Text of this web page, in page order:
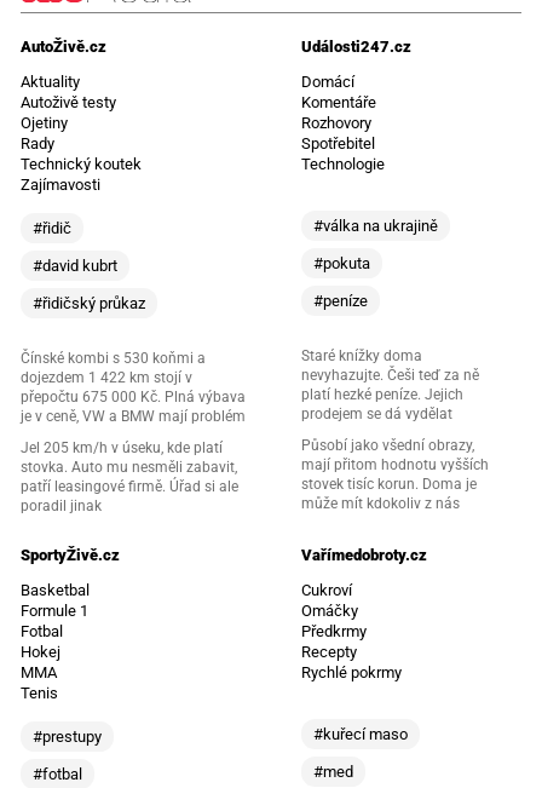
AutoŽivě.cz
Aktuality
Autoživě testy
Ojetiny
Rady
Technický koutek
Zajímavosti
#řidič
#david kubrt
#řidičský průkaz
Čínské kombi s 530 koňmi a
dojezdem 1 422 km stojí v
přepočtu 675 000 Kč. Plná výbava
je v ceně, VW a BMW mají problém
Jel 205 km/h v úseku, kde platí
stovka. Auto mu nesměli zabavit,
patří leasingové firmě. Úřad si ale
poradil jinak
Události247.cz
Domácí
Komentáře
Rozhovory
Spotřebitel
Technologie
#válka na ukrajině
#pokuta
#peníze
Staré knížky doma
nevyhazujte. Češi teď za ně
platí hezké peníze. Jejich
prodejem se dá vydělat
Působí jako všední obrazy,
mají přitom hodnotu vyšších
stovek tisíc korun. Doma je
může mít kdokoliv z nás
SportyŽivě.cz
Basketbal
Formule 1
Fotbal
Hokej
MMA
Tenis
#prestupy
#fotbal
Vařímedobroty.cz
Cukroví
Omáčky
Předkrmy
Recepty
Rychlé pokrmy
#kuřecí maso
#med